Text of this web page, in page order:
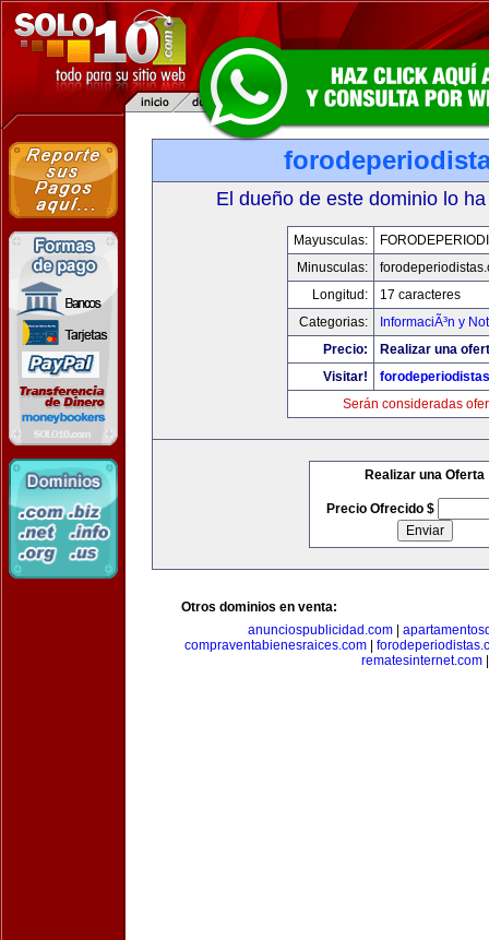
El dueño de este dominio lo
Mayusculas:
Minusculas:
Longitud:
17 caracteres
Categorias:
InformaciÃ³n y
Precio:
Realizar una
Visitar!
Serán consideradas
Realizar una Oferta
Precio Ofrecido $
Otros dominios en venta:
anunciospublicidad.com|
compraventabienesraices.com
rematesinternet.com|